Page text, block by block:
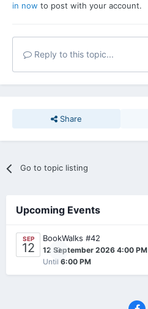
in now to post with your account.
Reply to this topic...
Share
Go to topic listing
Upcoming Events
SEP
12 0
BookWalks #42
12 September 2026 4:00 PM
Until 6:00 PM